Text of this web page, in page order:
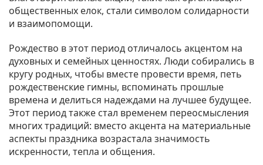
общественных елок, стали символом солидарности
и взаимопомощи.
Рождество в этот период отличалось акцентом на
духовных и семейных ценностях. Люди собирались в
кругу родных, чтобы вместе провести время, петь
рождественские гимны, вспоминать прошлые
времена и делиться надеждами на лучшее будущее.
Этот период также стал временем переосмысления
многих традиций: вместо акцента на материальные
аспекты праздника возрастала значимость
искренности, тепла и общения.